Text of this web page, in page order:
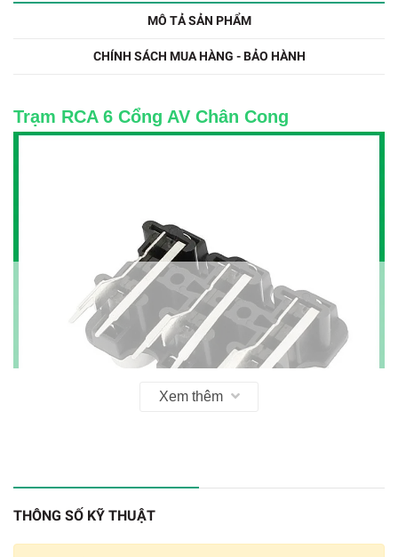
MÔ TẢ SẢN PHẨM
CHÍNH SÁCH MUA HÀNG - BẢO HÀNH
Trạm RCA 6 Cổng AV Chân Cong
Xem thêm
THÔNG SỐ KỸ THUẬT